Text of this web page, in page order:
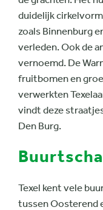
duidelijk
zoals Binnenburg
verleden. Ook de
vernoemd. De
fruitbomen en
verwerkten
vindt deze
Den Burg.
Texel kent vele
tussen Oosterend